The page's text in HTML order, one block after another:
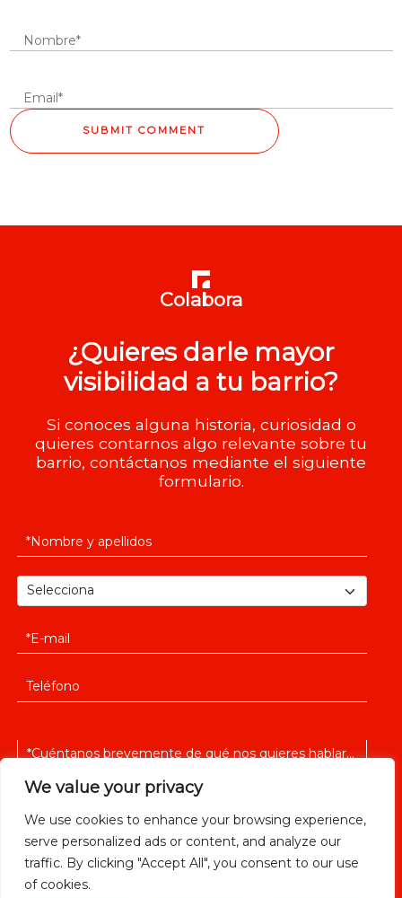
We value your privacy
We use cookies to enhance your browsing experience,
serve personalized ads or content, and analyze our
traffic. By clicking "Accept All", you consent to our use
of cookies.
Colabora
¿Quieres darle mayor
visibilidad a tu barrio?
Si conoces alguna historia, curiosidad o
quieres contarnos algo relevante sobre tu
barrio, contáctanos mediante el siguiente
formulario.
He leido y acepto la política de privacidad